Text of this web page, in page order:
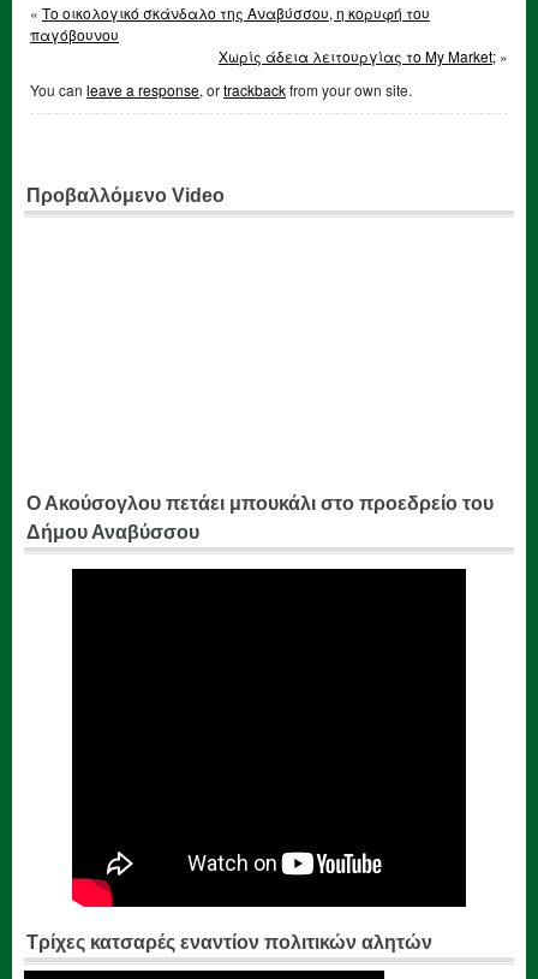
« Το οικολογικό σκάνδαλο της Αναβύσσου, η κορυφή του
παγόβουνου
Χωρίς άδεια λειτουργίας το My Market; »
You can leave a response, ortrackbackfrom your own site.
Προβαλλόμενο Video
Ο Ακούσογλου πετάει μπουκάλι στο προεδρείο του
Δήμου Αναβύσσου
Τρίχες κατσαρές εναντίον πολιτικών αλητών